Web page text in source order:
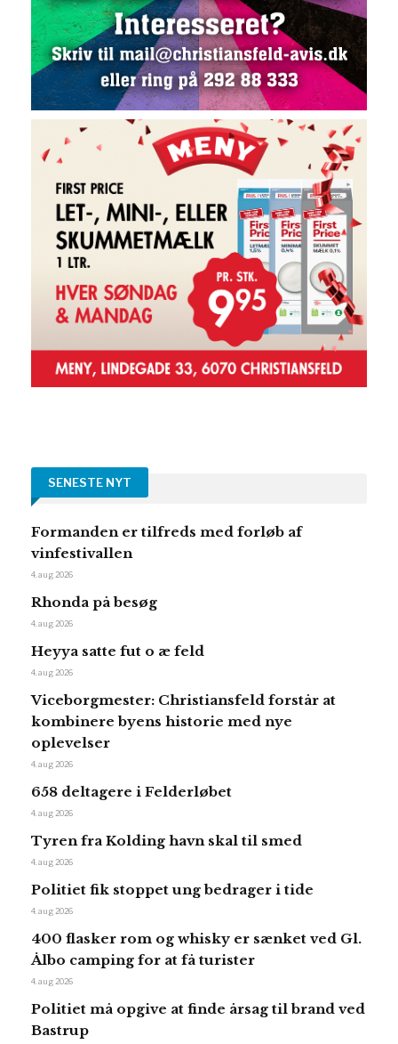
SENESTE NYT
Formanden er tilfreds med forløb af
vinfestivallen
4. aug 2026
Rhonda på besøg
4. aug 2026
Heyya satte fut o æ feld
4. aug 2026
Viceborgmester: Christiansfeld forstår at
kombinere byens historie med nye
oplevelser
4. aug 2026
658 deltagere i Felderløbet
4. aug 2026
Tyren fra Kolding havn skal til smed
4. aug 2026
Politiet fik stoppet ung bedrager i tide
4. aug 2026
400 flasker rom og whisky er sænket ved Gl.
Ålbo camping for at få turister
4. aug 2026
Politiet må opgive at finde årsag til brand ved
Bastrup